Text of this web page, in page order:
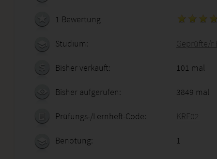
1 Bewertung
Studium: Geprüfte/r
Bisher verkauft: 101 mal
Bisher aufgerufen: 3849 mal
Prüfungs-/Lernheft-Code: KRE02
Benotung: 1